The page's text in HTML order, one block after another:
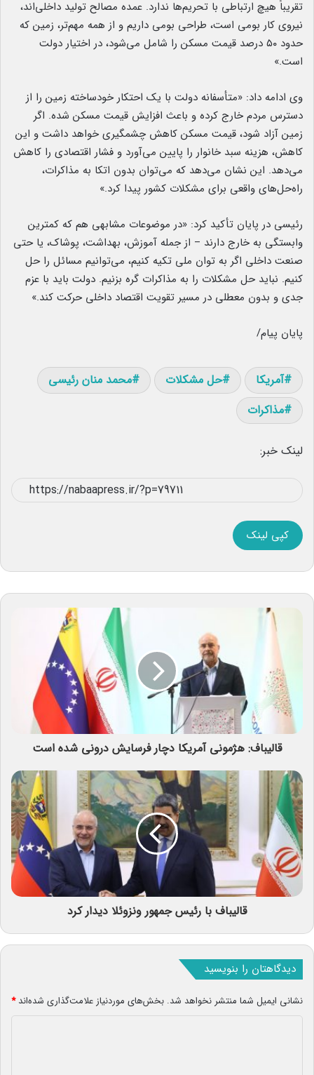
تقریباً هیچ ارتباطی با تحریم‌ها ندارد. عمده مصالح تولید داخلی‌اند،
نیروی کار بومی است، طراحی بومی داریم و از همه مهم‌تر، زمین که
حدود ۵۰ درصد قیمت مسکن را شامل می‌شود، در اختیار دولت
است.»
وی ادامه داد: «متأسفانه دولت با یک احتکار خودساخته زمین را از
دسترس مردم خارج کرده و باعث افزایش قیمت مسکن شده. اگر
زمین آزاد شود، قیمت مسکن کاهش چشمگیری خواهد داشت و این
کاهش، هزینه سبد خانوار را پایین می‌آورد و فشار اقتصادی را کاهش
می‌دهد. این نشان می‌دهد که می‌توان بدون اتکا به مذاکرات،
راه‌حل‌های واقعی برای مشکلات کشور پیدا کرد.»
رئیسی در پایان تأکید کرد: «در موضوعات مشابهی هم که کمترین
وابستگی به خارج دارند – از جمله آموزش، بهداشت، پوشاک، یا حتی
صنعت داخلی اگر به توان ملی تکیه کنیم، می‌توانیم مسائل را حل
کنیم. نباید حل مشکلات را به مذاکرات گره بزنیم. دولت باید با عزم
جدی و بدون معطلی در مسیر تقویت اقتصاد داخلی حرکت کند.»
پایان پیام/
آمریکا حل مشکلات
محمد منان رئیسی
مذاکرات
لینک خبر:
کپی لینک
قالیباف: هژمونی آمریکا دچار فرسایش درونی شده است
قالیباف با رئیس جمهور ونزوئلا دیدار کرد
دیدگاهتان را بنویسید
نشانی ایمیل شما منتشر نخواهد شد. بخش‌های موردنیاز علامت‌گذاری شده‌اند*